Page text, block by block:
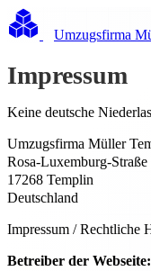
Umzugsfirma
Impressum
Keine deutsche
Umzugsfirma Müller
Rosa-Luxemburg-Straße
17268 Templin
Deutschland
Impressum / Rechtliche
Betreiber der Webseite: